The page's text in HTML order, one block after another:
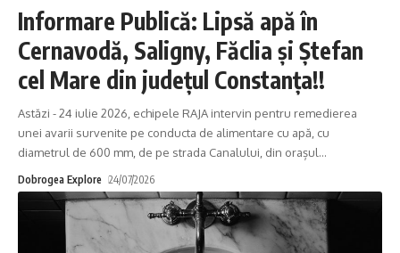
Informare Publică: Lipsă apă în
Cernavodă, Saligny, Făclia și Ștefan
cel Mare din județul Constanța!!
Astăzi - 24 iulie 2026, echipele RAJA intervin pentru remedierea
unei avarii survenite pe conducta de alimentare cu apă, cu
diametrul de 600 mm, de pe strada Canalului, din orașul…
Dobrogea Explore 24/07/2026